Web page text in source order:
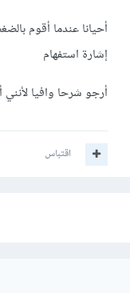
أحيانا عندما أقوم
إشارة استفهام
أرجو شرحا وافيا
اقتباس